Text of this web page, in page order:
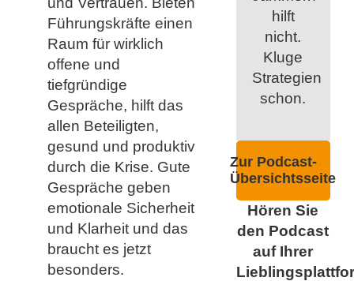
Führungskräfte einen
Raum für wirklich
offene und
tiefgründige
Gespräche, hilft das
allen Beteiligten,
gesund und produktiv
durch die Krise. Gute
Gespräche geben
emotionale Sicherheit
und Klarheit und das
braucht es jetzt
besonders.
hilft
nicht.
Kluge
Strategien
schon.
Zur Podcast-
Übersichtsseite
Hören Sie
den Podcast
auf Ihrer